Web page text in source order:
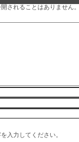
されることはありません。
入力してください。